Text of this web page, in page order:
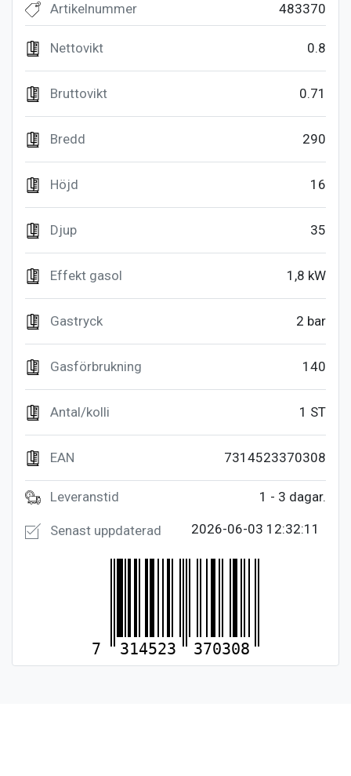
483370
Artikelnummer
0.8
Nettovikt
0.71
Bruttovikt
290
Bredd
16
Höjd
35
Djup
1,8 kW
Effekt gasol
2 bar
Gastryck
140
Gasförbrukning
1 ST
Antal/kolli
7314523370308
EAN
1 - 3 dagar.
Leveranstid
2026-06-03 12:32:11
Senast uppdaterad
7 314523 370308